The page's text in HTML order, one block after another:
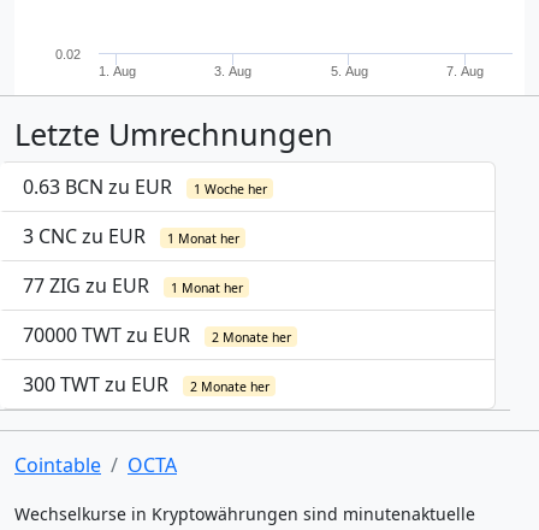
1. Aug 3. Aug 5. Aug 7. Aug
0.02
Letzte Umrechnungen
0.63 BCN zu EUR 1 Woche her
3 CNC zu EUR 1 Monat her
77 ZIG zu EUR 1 Monat her
70000 TWT zu EUR 2 Monate her
300 TWT zu EUR 2 Monate her
Cointable OCTA
Wechselkurse in Kryptowährungen sind minutenaktuelle